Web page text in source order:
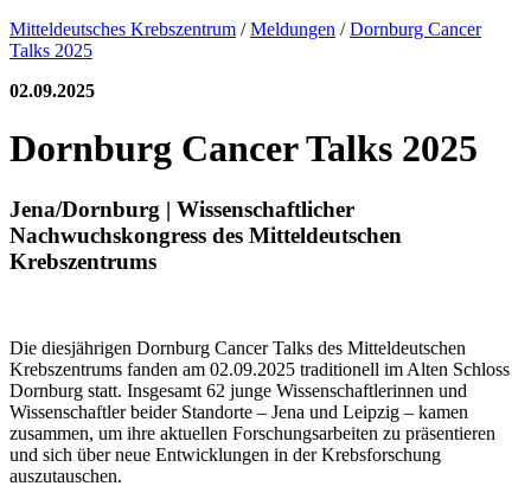
Mitteldeutsches Krebszentrum /Meldungen /Dornburg Cancer
Talks 2025
02.09.2025
Dornburg Cancer Talks 2025
Jena/Dornburg | Wissenschaftlicher
Nachwuchskongress des Mitteldeutschen
Krebszentrums
Die diesjährigen Dornburg Cancer Talks des Mitteldeutschen
Krebszentrums fanden am 02.09.2025 traditionell im Alten Schloss
Dornburg statt. Insgesamt 62 junge Wissenschaftlerinnen und
Wissenschaftler beider Standorte – Jena und Leipzig – kamen
zusammen, um ihre aktuellen Forschungsarbeiten zu präsentieren
und sich über neue Entwicklungen in der Krebsforschung
auszutauschen.